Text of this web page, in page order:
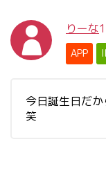
りーな
APP
今日誕生日だ
笑